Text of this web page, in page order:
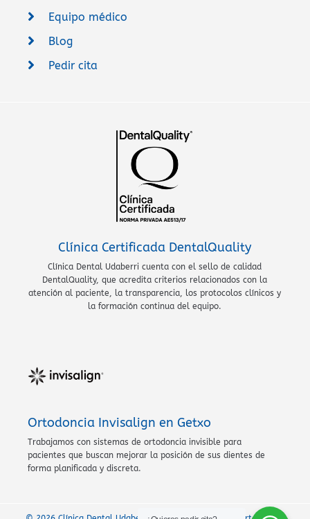
Equipo médico
Blog
Pedir cita
Clínica Certificada DentalQuality
Clínica Dental Udaberri cuenta con el sello de calidad
DentalQuality, que acredita criterios relacionados con la
atención al paciente, la transparencia, los protocolos clínicos y
la formación continua del equipo.
Ortodoncia Invisalign en Getxo
Trabajamos con sistemas de ortodoncia invisible para
pacientes que buscan mejorar la posición de sus dientes de
forma planificada y discreta.